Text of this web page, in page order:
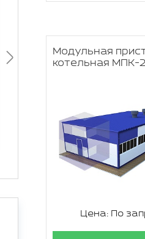
Модульная
котельная МПК-2
Цена: По